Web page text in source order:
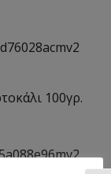
100γρ.